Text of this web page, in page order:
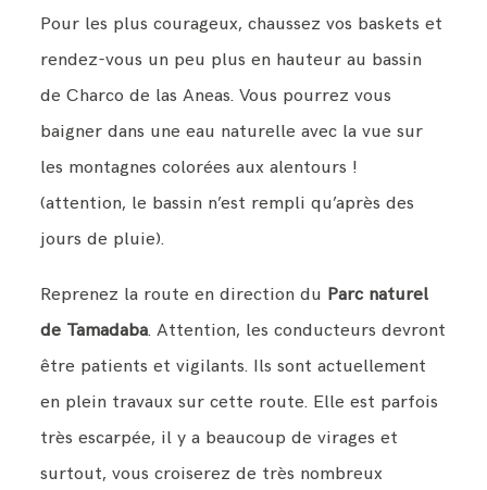
Pour les plus courageux, chaussez vos baskets et
rendez-vous un peu plus en hauteur au bassin
de Charco de las Aneas. Vous pourrez vous
baigner dans une eau naturelle avec la vue sur
les montagnes colorées aux alentours !
(attention, le bassin n’est rempli qu’après des
jours de pluie).
Reprenez la route en direction du Parc naturel
de Tamadaba. Attention, les conducteurs devront
être patients et vigilants. Ils sont actuellement
en plein travaux sur cette route. Elle est parfois
très escarpée, il y a beaucoup de virages et
surtout, vous croiserez de très nombreux